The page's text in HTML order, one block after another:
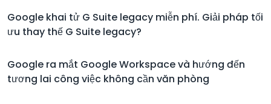
Google khai tử G Suite legacy miễn phí. Giải pháp tối
ưu thay thế G Suite legacy?
Google ra mắt Google Workspace và hướng đến
tương lai công việc không cần văn phòng